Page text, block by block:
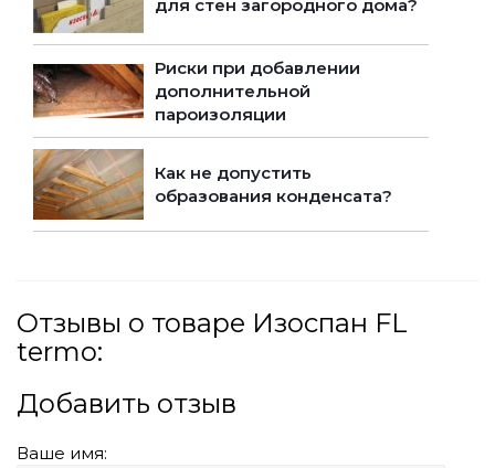
для стен загородного дома?
Риски при добавлении
дополнительной
пароизоляции
Как не допустить
образования конденсата?
Отзывы о товаре Изоспан FL
termo:
Добавить отзыв
Ваше имя: